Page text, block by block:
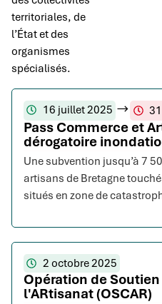
territoriales, de
l’État et des
organismes
spécialisés.
16 juillet 2025
Pass Commerce et
dérogatoire
Une subvention jusqu’à 7
artisans de Bretagne
situés en zone de
2 octobre 2025
Opération de
l'ARtisanat (OSCAR)